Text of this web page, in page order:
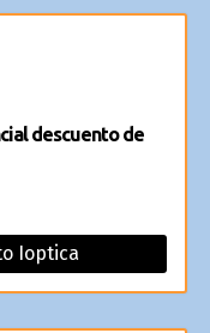
descuento de
Ioptica